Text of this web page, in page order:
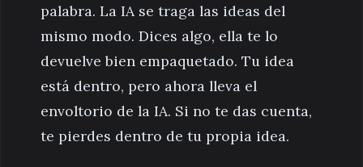
palabra. La IA se traga las ideas del
mismo modo. Dices algo, ella te lo
devuelve bien empaquetado. Tu idea
está dentro, pero ahora lleva el
envoltorio de la IA. Si no te das cuenta,
te pierdes dentro de tu propia idea.